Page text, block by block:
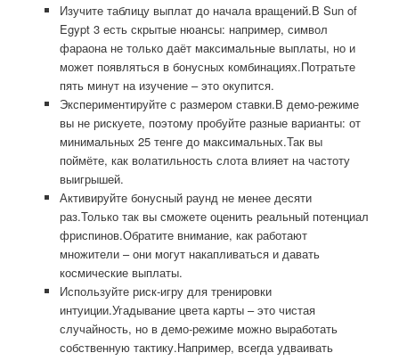
Изучите таблицу выплат до начала вращений.В Sun of
Egypt 3 есть скрытые нюансы: например, символ
фараона не только даёт максимальные выплаты, но и
может появляться в бонусных комбинациях.Потратьте
пять минут на изучение – это окупится.
Экспериментируйте с размером ставки.В демо-режиме
вы не рискуете, поэтому пробуйте разные варианты: от
минимальных 25 тенге до максимальных.Так вы
поймёте, как волатильность слота влияет на частоту
выигрышей.
Активируйте бонусный раунд не менее десяти
раз.Только так вы сможете оценить реальный потенциал
фриспинов.Обратите внимание, как работают
множители – они могут накапливаться и давать
космические выплаты.
Используйте риск-игру для тренировки
интуиции.Угадывание цвета карты – это чистая
случайность, но в демо-режиме можно выработать
собственную тактику.Например, всегда удваивать